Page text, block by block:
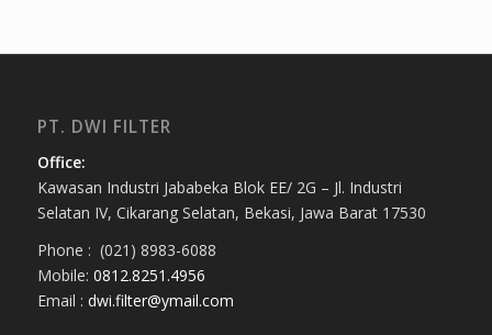
PT. DWI FILTER
Office:
Kawasan Industri Jababeka Blok EE/ 2G – Jl. Industri
Selatan IV, Cikarang Selatan, Bekasi, Jawa Barat 17530
Phone : (021) 8983-6088
Mobile: 0812.8251.4956
Email : dwi.filter@ymail.com